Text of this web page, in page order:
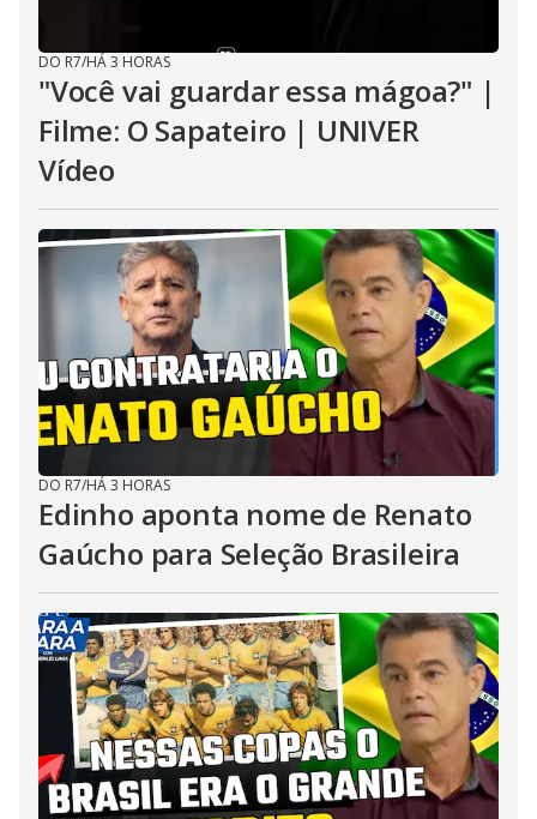
DO R7/HÁ 3 HORAS
"Você vai guardar essa mágoa?" |
Filme: O Sapateiro | UNIVER
Vídeo
DO R7/HÁ 3 HORAS
Edinho aponta nome de Renato
Gaúcho para Seleção Brasileira